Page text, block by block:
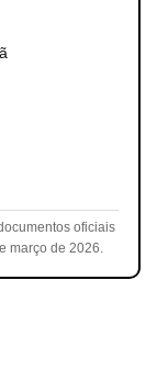
oficiais
março de 2026.